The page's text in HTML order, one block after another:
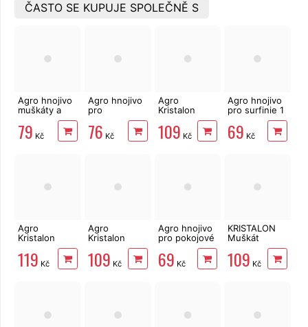
ČASTO SE KUPUJE SPOLEČNĚ S
Agro hnojivo
muškáty a
balkónové
květiny 1 l
79 Kč
Agro hnojivo
pro
Hortenzie 1 l
76 Kč
Agro
Kristalon
muškát 0,5
kg
109 Kč
Agro hnojivo
pro surfinie 1
69 Kč
Agro
Kristalon
GOLD 0,5 kg
119 Kč
Agro
Kristalon
hnojivo plod
a květ 0,5 kg
109 Kč
Agro hnojivo
pro pokojové
rostliny 1 l
69 Kč
KRISTALON
Muškát
kapalný 1l
109 Kč